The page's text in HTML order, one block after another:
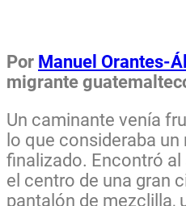
Por Manuel Orantes-
migrante
Un caminante venía
lo que consideraba un
finalizado. Encontró al
el centro de una gran
pantalón de mezclilla,